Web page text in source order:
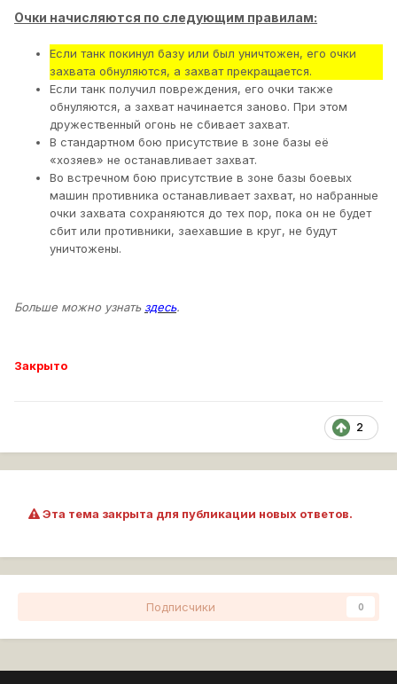
Я дважды съезжал , дабы дать союзникам подбить
не засчитались очки, или то, что база была не
захвачена, или что у 50 100, который торчал на ней всю
концовку боя очки идут в 4-5 раз быстрее, чем у меня?
Проясните, пожалуйста.
http://forum.worldoftanks.ru/index.php?/topic/1525888-t28-
concept/смотреть с 11-20
Очки начисляются по следующим правилам:
Если танк покинул базу или был уничтожен, его очки
захвата обнуляются, а захват прекращается.
Если танк получил повреждения, его очки также
обнуляются, а захват начинается заново. При этом
дружественный огонь не сбивает захват.
В стандартном бою присутствие в зоне базы её
«хозяев» не останавливает захват.
Во встречном бою присутствие в зоне базы боевых
машин противника останавливает захват, но набранные
очки захвата сохраняются до тех пор, пока он не будет
сбит или противники, заехавшие в круг, не будут
уничтожены.
Больше можно узнать здесь.
Закрыто
2
Эта тема закрыта для публикации новых ответов.
Подписчики 0